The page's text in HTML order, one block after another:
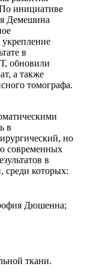
инициативе
Демешина
в
обновили
а также
томографа.
в
но
современных
в
среди которых:
Дюшенна;
ткани.